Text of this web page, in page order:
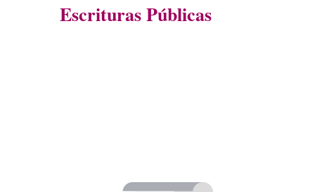
Escrituras Públicas